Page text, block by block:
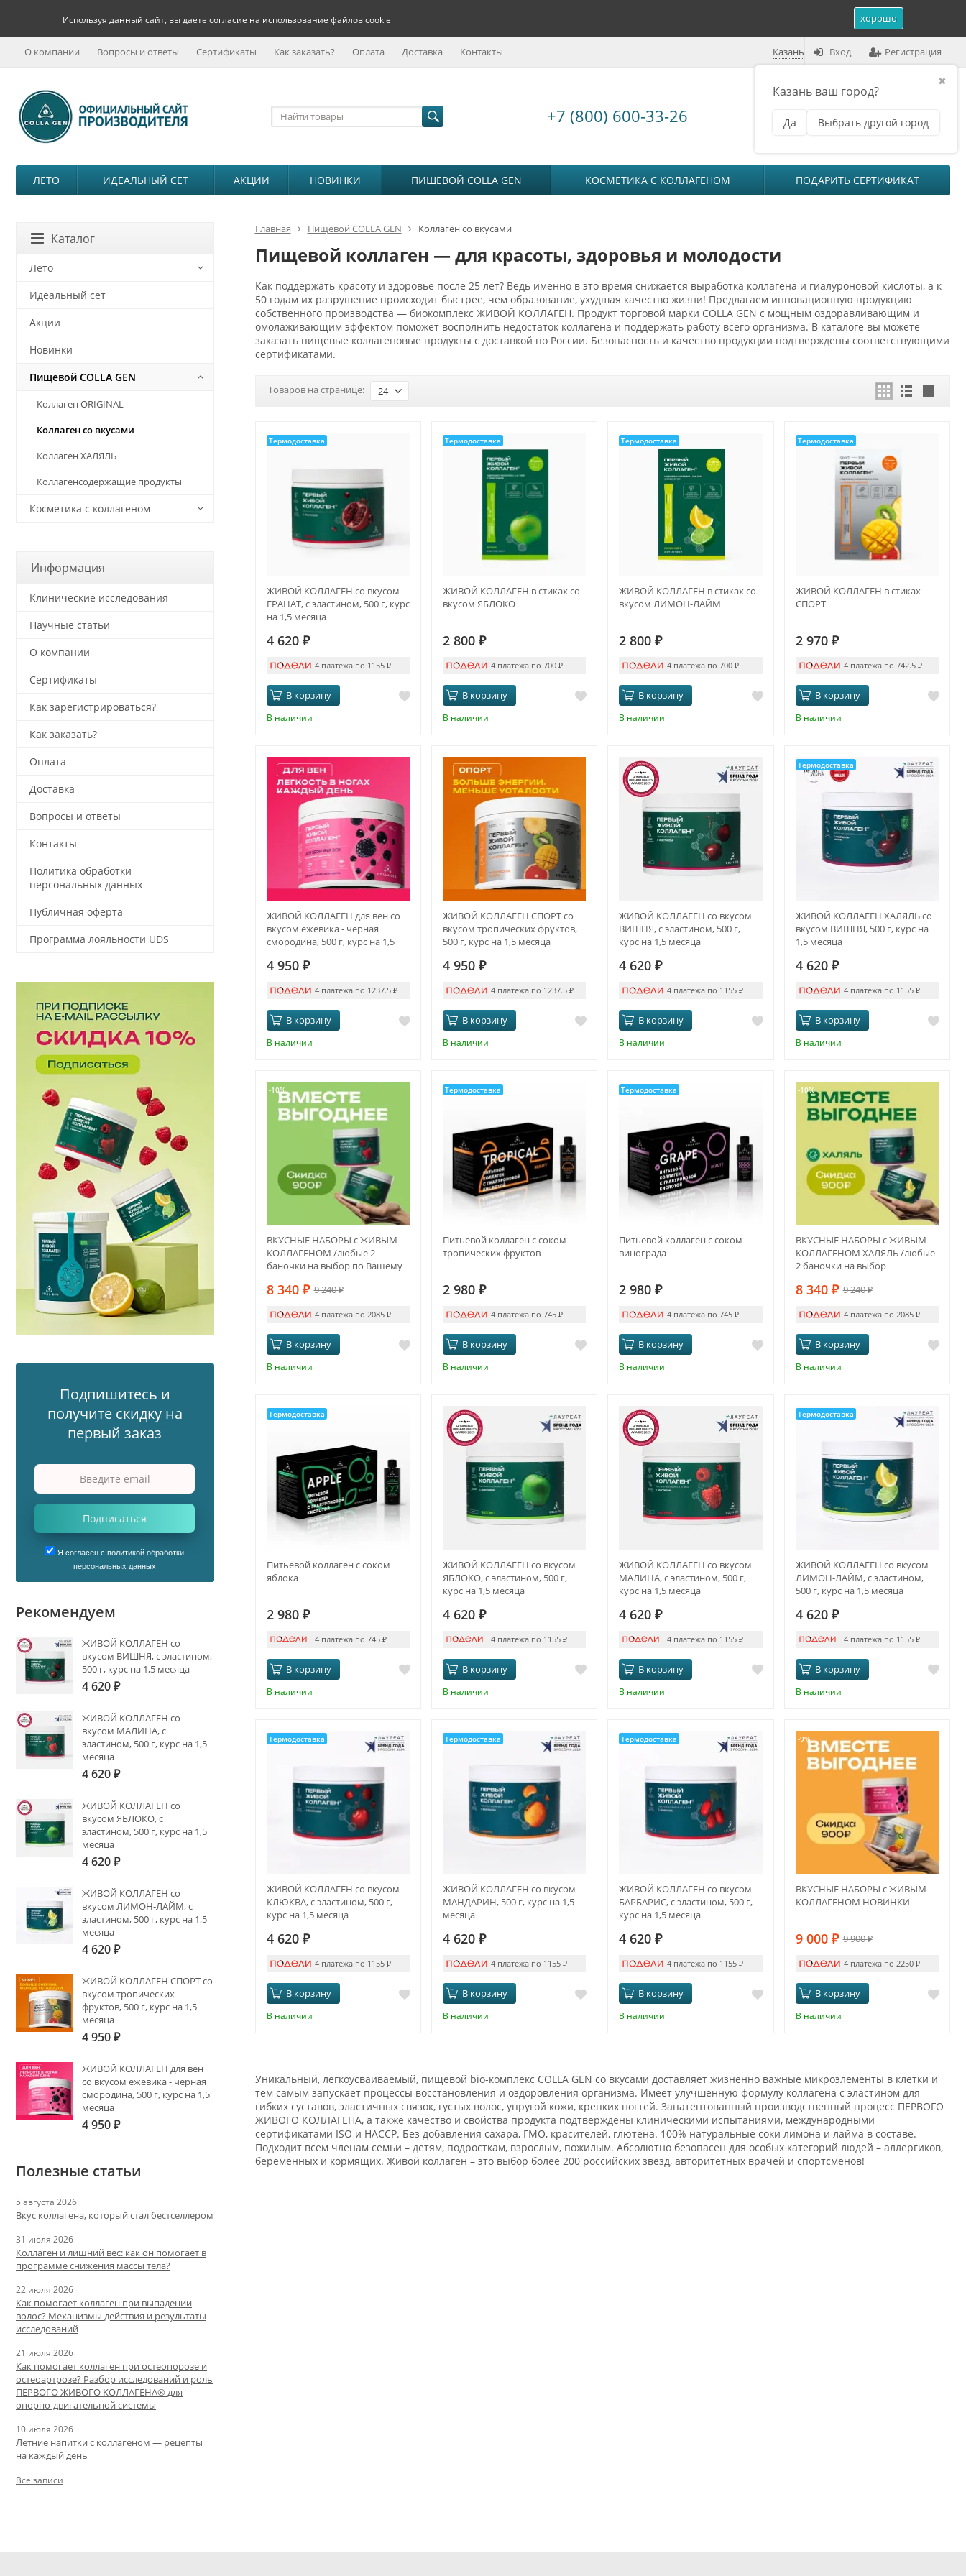
Используя данный сайт, вы даете согласие на использование файлов cookie хорошо
Казань
✖
Казань ваш город?
Да Выбрать другой город
Вход Регистрация
О компании Вопросы и ответы Сертификаты Как заказать? Оплата Доставка Контакты
+7 (800) 600-33-26 на сумму 0₽
ЛЕТО ИДЕАЛЬНЫЙ СЕТ АКЦИИ НОВИНКИ ПИЩЕВОЙ COLLA GEN КОСМЕТИКА С КОЛЛАГЕНОМ ПОДАРИТЬ СЕРТИФИКАТ
Главная Пищевой COLLA GEN Коллаген со вкусами
Пищевой коллаген — для красоты, здоровья и молодости
Как поддержать красоту и здоровье после 25 лет? Ведь именно в это время снижается выработка коллагена и гиалуроновой кислоты, а к
50 годам их разрушение происходит быстрее, чем образование, ухудшая качество жизни! Предлагаем инновационную продукцию
собственного производства — биокомплекс ЖИВОЙ КОЛЛАГЕН. Продукт торговой марки COLLA GEN с мощным оздоравливающим и
омолаживающим эффектом поможет восполнить недостаток коллагена и поддержать работу всего организма. В каталоге вы можете
заказать пищевые коллагеновые продукты с доставкой по России. Безопасность и качество продукции подтверждены соответствующими
сертификатами.
Товаров на странице: 24
Термодоставка
ЖИВОЙ КОЛЛАГЕН со вкусом
ГРАНАТ, с эластином, 500 г, курс
на 1,5 месяца
4 620 ₽
4 платежа по 1155₽
В корзину
В наличии
Термодоставка
ЖИВОЙ КОЛЛАГЕН в стиках со
вкусом ЯБЛОКО
2 800 ₽
4 платежа по 700₽
В корзину
В наличии
Термодоставка
ЖИВОЙ КОЛЛАГЕН в стиках со
вкусом ЛИМОН-ЛАЙМ
2 800₽
4 платежа по 700 ₽
В корзину
В наличии
Термодоставка
ЖИВОЙ КОЛЛАГЕН в стиках
СПОРТ
2 970 ₽
4 платежа по 742.5₽
В корзину
В наличии
ЖИВОЙ КОЛЛАГЕН для вен со
вкусом ежевика - черная
смородина, 500 г, курс на 1,5
4 950 ₽
4 платежа по 1237.5₽
В корзину
В наличии
ЖИВОЙ КОЛЛАГЕН СПОРТ со
вкусом тропических фруктов,
500 г, курс на 1,5 месяца
4 950 ₽
4 платежа по 1237.5₽
В корзину
В наличии
ЖИВОЙ КОЛЛАГЕН со вкусом
ВИШНЯ, с эластином, 500 г,
курс на 1,5 месяца
4 620₽
4 платежа по 1155 ₽
В корзину
В наличии
Термодоставка
ЖИВОЙ КОЛЛАГЕН ХАЛЯЛЬ со
вкусом ВИШНЯ, 500 г, курс на
1,5 месяца
4 620 ₽
4 платежа по 1155₽
В корзину
В наличии
-10%
ВКУСНЫЕ НАБОРЫ с ЖИВЫМ
КОЛЛАГЕНОМ /любые 2
баночки на выбор по Вашему
8 340 ₽ 9 240₽
4 платежа по 2085₽
В корзину
В наличии
Термодоставка
Питьевой коллаген с соком
тропических фруктов
2 980 ₽
4 платежа по 745₽
В корзину
В наличии
Термодоставка
Питьевой коллаген с соком
винограда
2 980₽
4 платежа по 745 ₽
В корзину
В наличии
-10%
ВКУСНЫЕ НАБОРЫ с ЖИВЫМ
КОЛЛАГЕНОМ ХАЛЯЛЬ /любые
2 баночки на выбор
8 340 ₽ 9 240₽
4 платежа по 2085₽
В корзину
В наличии
Термодоставка
Питьевой коллаген с соком
яблока
2 980 ₽
4 платежа по 745₽
В корзину
В наличии
ЖИВОЙ КОЛЛАГЕН со вкусом
ЯБЛОКО, с эластином, 500 г,
курс на 1,5 месяца
4 620 ₽
4 платежа по 1155₽
В корзину
В наличии
ЖИВОЙ КОЛЛАГЕН со вкусом
МАЛИНА, с эластином, 500 г,
курс на 1,5 месяца
4 620₽
4 платежа по 1155 ₽
В корзину
В наличии
Термодоставка
ЖИВОЙ КОЛЛАГЕН со вкусом
ЛИМОН-ЛАЙМ, с эластином,
500 г, курс на 1,5 месяца
4 620 ₽
4 платежа по 1155₽
В корзину
В наличии
Термодоставка
ЖИВОЙ КОЛЛАГЕН со вкусом
КЛЮКВА, с эластином, 500 г,
курс на 1,5 месяца
4 620 ₽
4 платежа по 1155₽
В корзину
В наличии
Термодоставка
ЖИВОЙ КОЛЛАГЕН со вкусом
МАНДАРИН, 500 г, курс на 1,5
месяца
4 620 ₽
4 платежа по 1155₽
В корзину
В наличии
Термодоставка
ЖИВОЙ КОЛЛАГЕН со вкусом
БАРБАРИС, с эластином, 500 г,
курс на 1,5 месяца
4 620₽
4 платежа по 1155 ₽
В корзину
В наличии
-9%
ВКУСНЫЕ НАБОРЫ с ЖИВЫМ
КОЛЛАГЕНОМ НОВИНКИ
9 000 ₽ 9 900₽
4 платежа по 2250₽
В корзину
В наличии
Уникальный, легкоусваиваемый, пищевой bio-комплекс COLLA GEN со вкусами доставляет жизненно важные микроэлементы в клетки и
тем самым запускает процессы восстановления и оздоровления организма. Имеет улучшенную формулу коллагена с эластином для
гибких суставов, эластичных связок, густых волос, упругой кожи, крепких ногтей. Запатентованный производственный процесс ПЕРВОГО
ЖИВОГО КОЛЛАГЕНА, а также качество и свойства продукта подтверждены клиническими испытаниями, международными
сертификатами ISO и HACCP. Без добавления сахара, ГМО, красителей, глютена. 100% натуральные соки лимона и лайма в составе.
Подходит всем членам семьи – детям, подросткам, взрослым, пожилым. Абсолютно безопасен для особых категорий людей – аллергиков,
беременных и кормящих. Живой коллаген – это выбор более 200 российских звезд, авторитетных врачей и спортсменов!
Каталог
Лето
Идеальный сет
Акции
Новинки
Пищевой COLLA GEN
Коллаген ORIGINAL
Коллаген со вкусами
Коллаген ХАЛЯЛЬ
Коллагенсодержащие продукты
Косметика с коллагеном
Информация
Клинические исследования
Научные статьи
О компании
Сертификаты
Как зарегистрироваться?
Как заказать?
Оплата
Доставка
Вопросы и ответы
Контакты
Политика обработки
персональных данных
Публичная оферта
Программа лояльности UDS
Подпишитесь и
получите скидку на
первый заказ
Подписаться
Я согласен с политикой обработки
персональных данных
Рекомендуем
ЖИВОЙ КОЛЛАГЕН со
вкусом ВИШНЯ, с эластином,
500 г, курс на 1,5 месяца
4 620₽
ЖИВОЙ КОЛЛАГЕН со
вкусом МАЛИНА, с
эластином, 500 г, курс на 1,5
месяца
4 620₽
ЖИВОЙ КОЛЛАГЕН со
вкусом ЯБЛОКО, с
эластином, 500 г, курс на 1,5
месяца
4 620₽
ЖИВОЙ КОЛЛАГЕН со
вкусом ЛИМОН-ЛАЙМ, с
эластином, 500 г, курс на 1,5
месяца
4 620₽
ЖИВОЙ КОЛЛАГЕН СПОРТ со
вкусом тропических
фруктов, 500 г, курс на 1,5
месяца
4 950₽
ЖИВОЙ КОЛЛАГЕН для вен
со вкусом ежевика - черная
смородина, 500 г, курс на 1,5
месяца
4 950₽
Полезные статьи
5 августа 2026
Вкус коллагена, который стал бестселлером
31 июля 2026
Коллаген и лишний вес: как он помогает в
программе снижения массы тела?
22 июля 2026
Как помогает коллаген при выпадении
волос? Механизмы действия и результаты
исследований
21 июля 2026
Как помогает коллаген при остеопорозе и
остеоартрозе? Разбор исследований и роль
ПЕРВОГО ЖИВОГО КОЛЛАГЕНА® для
опорно-двигательной системы
10 июля 2026
Летние напитки с коллагеном — рецепты
на каждый день
Все записи